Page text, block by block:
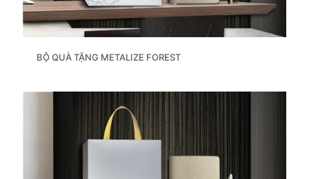
BỘ QUÀ TẶNG METALIZE FOREST